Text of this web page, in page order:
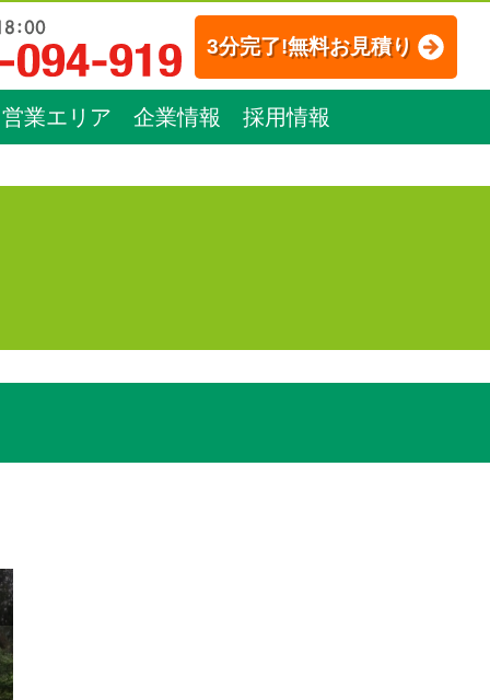
3分完了!無料お見積り
営業エリア 企業情報 採用情報